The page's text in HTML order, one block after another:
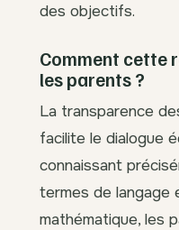
des objectifs.
Comment cette
les parents ?
La transparence
facilite le dialogue
connaissant
termes de langage
mathématique, les